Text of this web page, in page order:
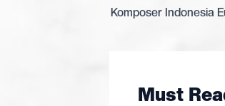
Must